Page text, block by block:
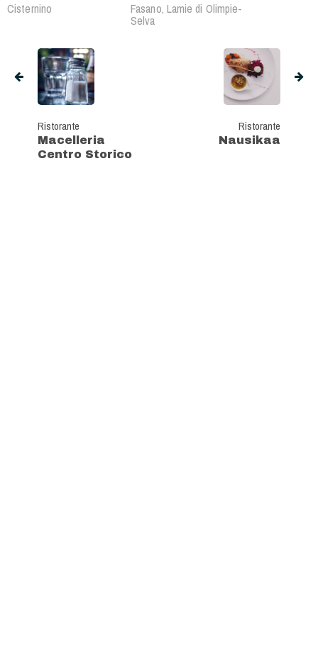
Cisternino Fasano, Lamie di Olimpie-
Selva
Ristorante
Macelleria
Centro Storico
Ristorante
Nausikaa